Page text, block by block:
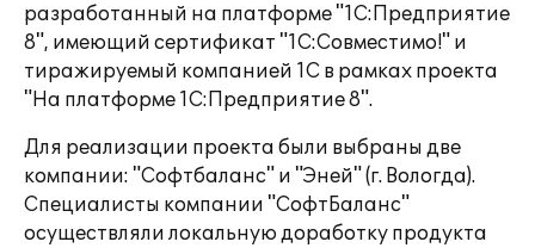
разработанный на платформе "1С:Предприятие
8", имеющий сертификат "1С:Совместимо!" и
тиражируемый компанией 1С в рамках проекта
"На платформе 1С:Предприятие 8".
Для реализации проекта были выбраны две
компании: "Софтбаланс" и "Эней" (г. Вологда).
Специалисты компании "СофтБаланс"
осуществляли локальную доработку продукта